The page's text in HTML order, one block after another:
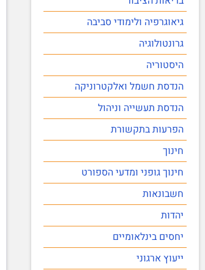
גיאוגרפיה ולימודי סביבה
גרונטולוגיה
היסטוריה
הנדסת חשמל ואלקטרוניקה
הנדסת תעשייה וניהול
הפרעות בתקשורת
חינוך
חינוך גופני ומדעי הספורט
חשבונאות
יהדות
יחסים בינלאומיים
ייעוץ ארגוני